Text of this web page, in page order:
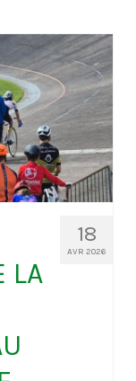
18
AVR 2026
LA